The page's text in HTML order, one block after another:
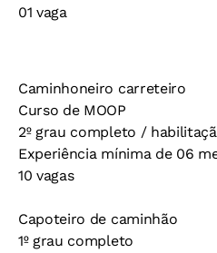
01 vaga
Caminhoneiro carreteiro
Curso de MOOP
2º grau completo /
Experiência mínima de 06
10 vagas
Capoteiro de caminhão
1º grau completo